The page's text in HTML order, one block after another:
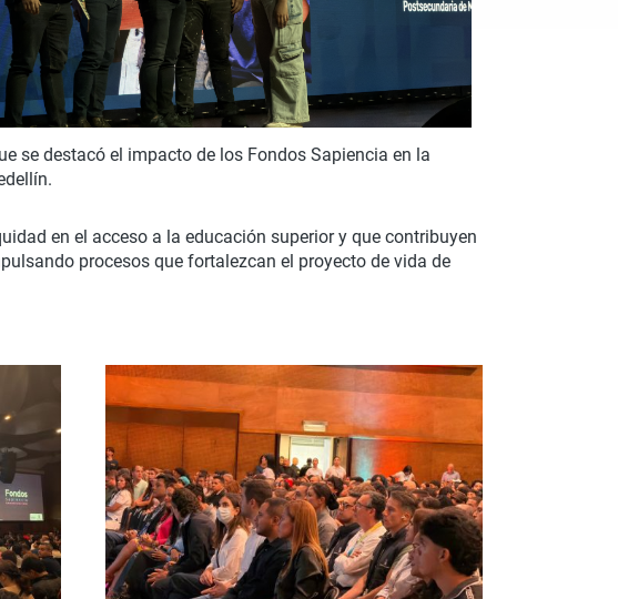
se destacó el impacto de los Fondos Sapiencia en la
en el acceso a la educación superior y que contribuyen
procesos que fortalezcan el proyecto de vida de